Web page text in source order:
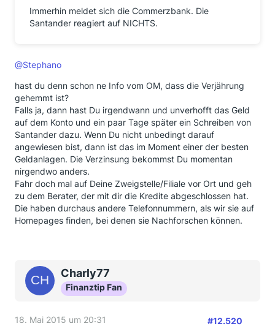
Immerhin meldet sich die Commerzbank. Die
Santander reagiert auf NICHTS.
@Stephano
hast du denn schon ne Info vom OM, dass die Verjährung
gehemmt ist?
Falls ja, dann hast Du irgendwann und unverhofft das Geld
auf dem Konto und ein paar Tage später ein Schreiben von
Santander dazu. Wenn Du nicht unbedingt darauf
angewiesen bist, dann ist das im Moment einer der besten
Geldanlagen. Die Verzinsung bekommst Du momentan
nirgendwo anders.
Fahr doch mal auf Deine Zweigstelle/Filiale vor Ort und geh
zu dem Berater, der mit dir die Kredite abgeschlossen hat.
Die haben durchaus andere Telefonnummern, als wir sie auf
Homepages finden, bei denen sie Nachforschen können.
Charly77
Finanztip Fan
18. Mai 2015 um 20:31 #12.520